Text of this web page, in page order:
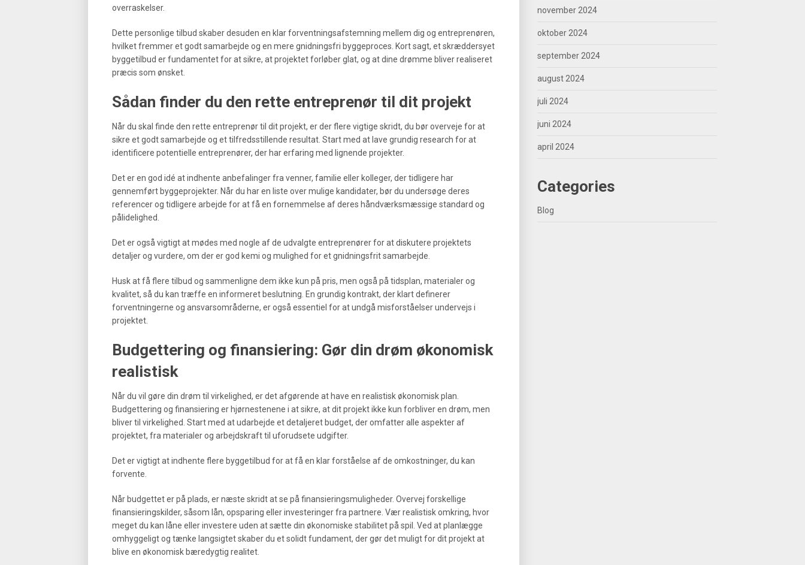
overraskelser.
Dette personlige tilbud skaber desuden en klar forventningsafstemning mellem dig og entreprenøren,
hvilket fremmer et godt samarbejde og en mere gnidningsfri byggeproces. Kort sagt, et skræddersyet
byggetilbud er fundamentet for at sikre, at projektet forløber glat, og at dine drømme bliver realiseret
præcis som ønsket.
Sådan finder du den rette entreprenør til dit projekt
Når du skal finde den rette entreprenør til dit projekt, er der flere vigtige skridt, du bør overveje for at
sikre et godt samarbejde og et tilfredsstillende resultat. Start med at lave grundig research for at
identificere potentielle entreprenører, der har erfaring med lignende projekter.
Det er en god idé at indhente anbefalinger fra venner, familie eller kolleger, der tidligere har
gennemført byggeprojekter. Når du har en liste over mulige kandidater, bør du undersøge deres
referencer og tidligere arbejde for at få en fornemmelse af deres håndværksmæssige standard og
pålidelighed.
Det er også vigtigt at mødes med nogle af de udvalgte entreprenører for at diskutere projektets
detaljer og vurdere, om der er god kemi og mulighed for et gnidningsfrit samarbejde.
Husk at få flere tilbud og sammenligne dem ikke kun på pris, men også på tidsplan, materialer og
kvalitet, så du kan træffe en informeret beslutning. En grundig kontrakt, der klart definerer
forventningerne og ansvarsområderne, er også essentiel for at undgå misforståelser undervejs i
projektet.
Budgettering og finansiering: Gør din drøm økonomisk
realistisk
Når du vil gøre din drøm til virkelighed, er det afgørende at have en realistisk økonomisk plan.
Budgettering og finansiering er hjørnestenene i at sikre, at dit projekt ikke kun forbliver en drøm, men
bliver til virkelighed. Start med at udarbejde et detaljeret budget, der omfatter alle aspekter af
projektet, fra materialer og arbejdskraft til uforudsete udgifter.
Det er vigtigt at indhente flere byggetilbud for at få en klar forståelse af de omkostninger, du kan
forvente.
Når budgettet er på plads, er næste skridt at se på finansieringsmuligheder. Overvej forskellige
finansieringskilder, såsom lån, opsparing eller investeringer fra partnere. Vær realistisk omkring, hvor
meget du kan låne eller investere uden at sætte din økonomiske stabilitet på spil. Ved at planlægge
omhyggeligt og tænke langsigtet skaber du et solidt fundament, der gør det muligt for dit projekt at
blive en økonomisk bæredygtig realitet.
november 2024
oktober 2024
september 2024
august 2024
juli 2024
juni 2024
april 2024
Categories
Blog